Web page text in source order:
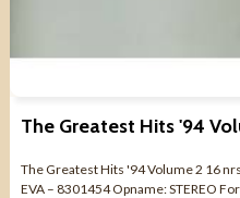
The Greatest Hits '94 Volume 2 16
EVA – 8301454 Opname: STEREO